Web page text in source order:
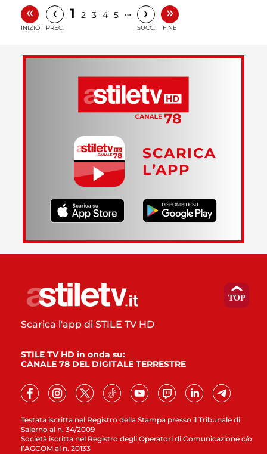
«
INIZIO
‹
PREC.
1 2 3 4 5 … ›
SUCC.
»
FINE
SCARICA
L’APP
Testata iscritta nel Registro della Stampa presso il Tribunale di
Salerno al n. 34/2009
Società iscritta nel Registro degli Operatori di Comunicazione c/o
l’AGCOM al n. 20133
Scarica l'app di STILE TV HD
STILE TV HD in onda su:
CANALE 78 DEL DIGITALE TERRESTRE